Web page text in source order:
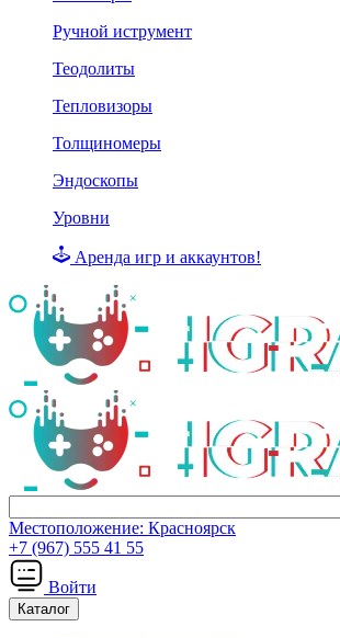
Ручной иструмент
Теодолиты
Тепловизоры
Толщиномеры
Эндоскопы
Уровни
Аренда игр и аккаунтов!
Местоположение: Красноярск
+7 (967) 555 41 55
Войти
Каталог